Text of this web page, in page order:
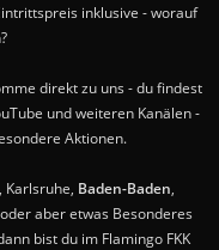
inklusive - worauf
direkt zu uns - du findest
und weiteren Kanälen -
Aktionen.
Karlsruhe, Baden-Baden,
aber etwas Besonderes
bist du im Flamingo FKK